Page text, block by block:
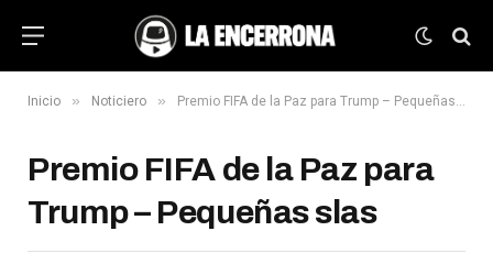
Inicio » Noticiero » Premio FIFA de la Paz para Trump – Pequeñas slas
Premio FIFA de la Paz para
Trump – Pequeñas slas